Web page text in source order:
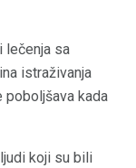
lečenja sa
istraživanja
poboljšava kada
koji su bili